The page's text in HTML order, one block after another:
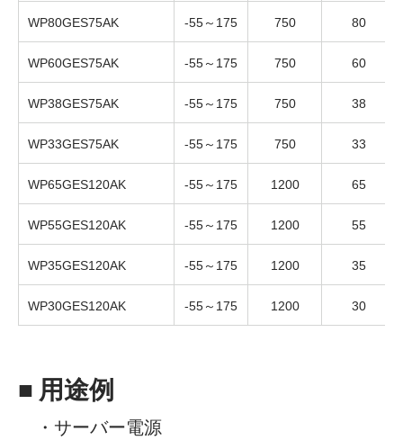
WP80GES75AK -55～175 750 80
WP60GES75AK -55～175 750 60
WP38GES75AK -55～175 750 38
WP33GES75AK -55～175 750 33
WP65GES120AK -55～175 1200 65
WP55GES120AK -55～175 1200 55
WP35GES120AK -55～175 1200 35
WP30GES120AK -55～175 1200 30
■ 用途例
・サーバー電源